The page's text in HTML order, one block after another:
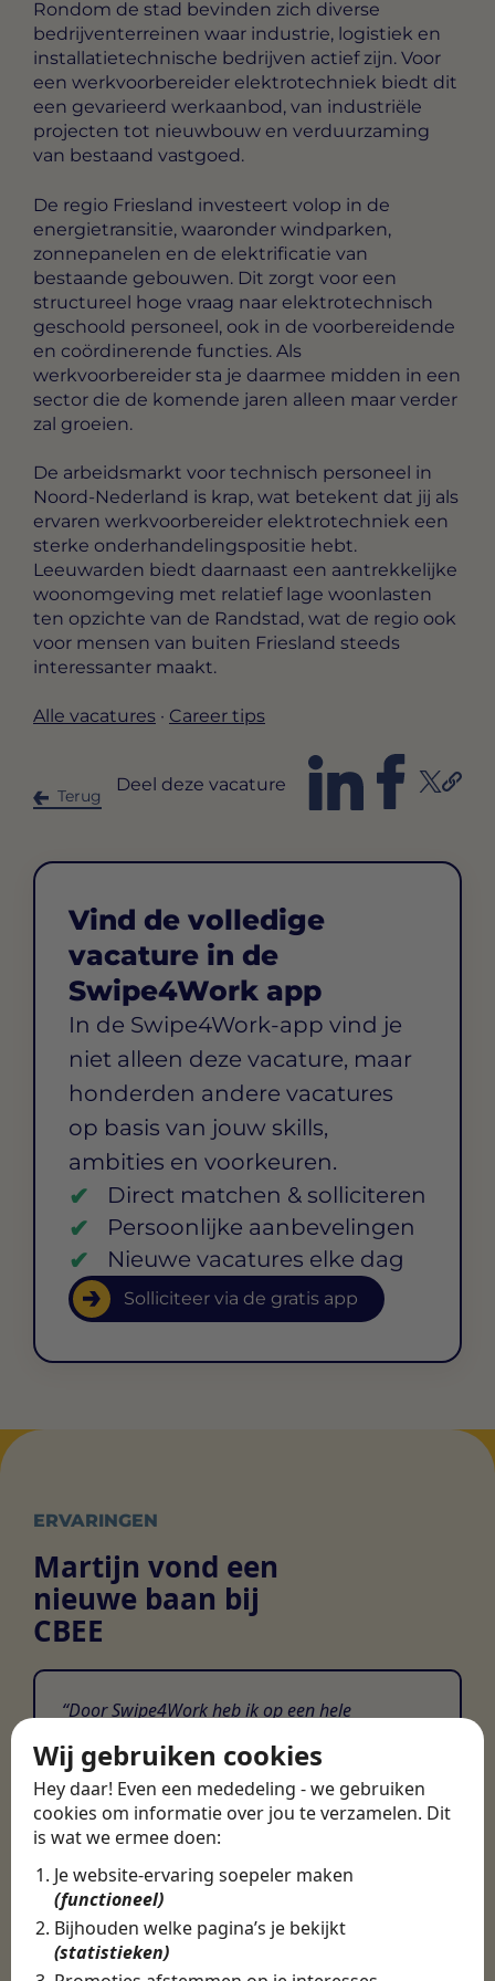
Wij gebruiken cookies
Hey daar! Even een mededeling - we gebruiken
cookies om informatie over jou te verzamelen. Dit
is wat we ermee doen:
Je website-ervaring soepeler maken
(functioneel)
Bijhouden welke pagina’s je bekijkt
(statistieken)
Rondom de stad bevinden zich diverse
bedrijventerreinen waar industrie, logistiek en
installatietechnische bedrijven actief zijn. Voor
een werkvoorbereider elektrotechniek biedt dit
een gevarieerd werkaanbod, van industriële
projecten tot nieuwbouw en verduurzaming
van bestaand vastgoed.
De regio Friesland investeert volop in de
energietransitie, waaronder windparken,
zonnepanelen en de elektrificatie van
bestaande gebouwen. Dit zorgt voor een
structureel hoge vraag naar elektrotechnisch
geschoold personeel, ook in de voorbereidende
en coördinerende functies. Als
werkvoorbereider sta je daarmee midden in een
sector die de komende jaren alleen maar verder
zal groeien.
De arbeidsmarkt voor technisch personeel in
Noord-Nederland is krap, wat betekent dat jij als
ervaren werkvoorbereider elektrotechniek een
sterke onderhandelingspositie hebt.
Leeuwarden biedt daarnaast een aantrekkelijke
woonomgeving met relatief lage woonlasten
ten opzichte van de Randstad, wat de regio ook
voor mensen van buiten Friesland steeds
interessanter maakt.
Alle vacatures · Career tips
Terug
Deel deze vacature
Vind de volledige
vacature in de
Swipe4Work app
In de Swipe4Work-app vind je
niet alleen deze vacature, maar
honderden andere vacatures
op basis van jouw skills,
ambities en voorkeuren.
Direct matchen & solliciteren
Persoonlijke aanbevelingen
Nieuwe vacatures elke dag
Solliciteer via de gratis app
ERVARINGEN
Martijn vond een
nieuwe baan bij
CBEE
Door Swipe4Work heb ik op een hele
een hele leuke nieuwe baan gevonden. Met heel
veel nieuwe uitdagingen!
Martijn
Certinia Consultant